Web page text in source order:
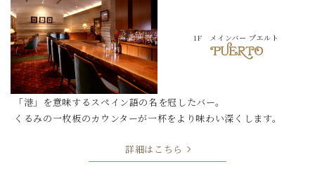
1F メインバー プエルト
「港」を意味するスペイン語の名を冠したバー。
くるみの一枚板のカウンターが一杯をより味わい深くします。
詳細はこちら